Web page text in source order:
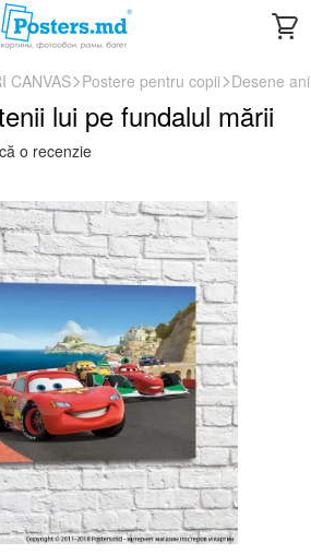
CANVAS Postere pentru copii Desene
lui pe fundalul mării
o recenzie